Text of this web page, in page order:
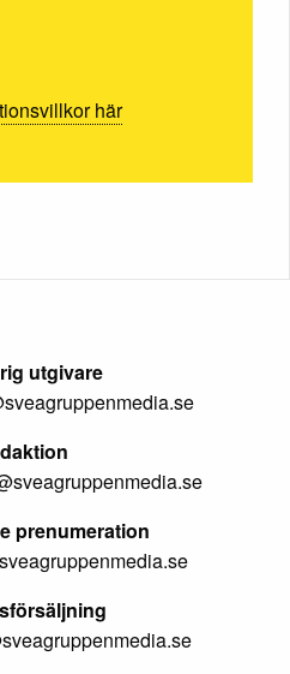
här
utgivare
prenumeration